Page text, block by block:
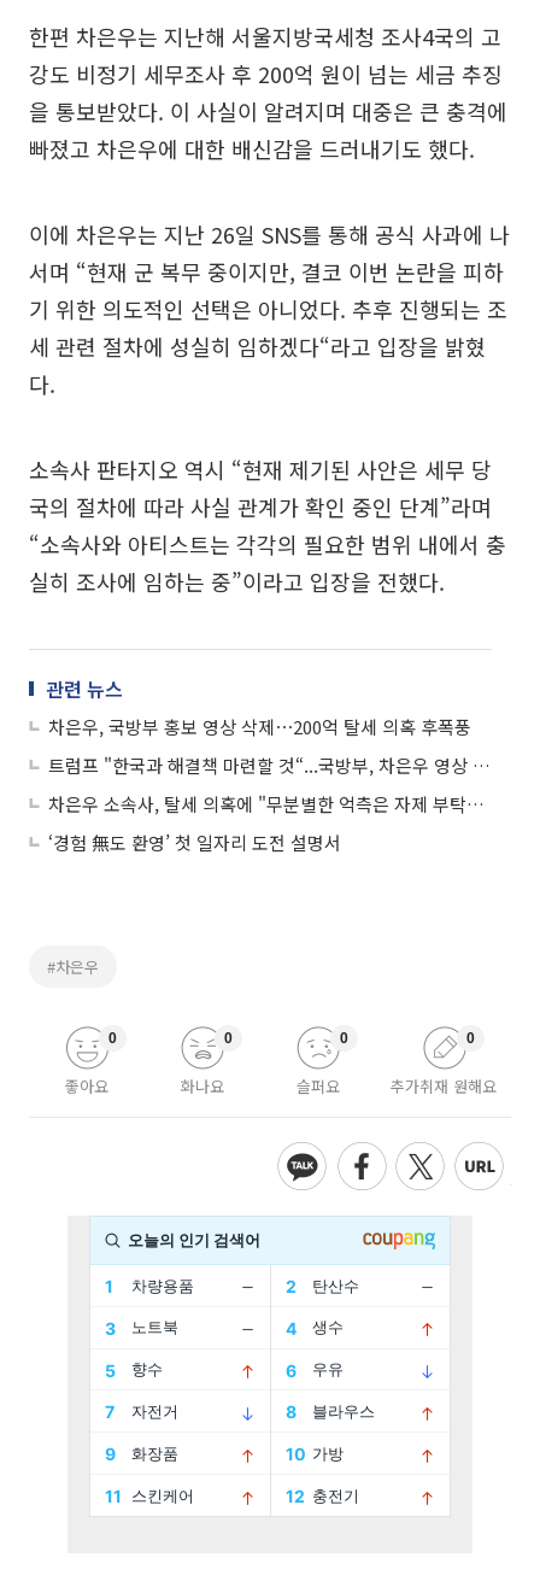
한편 차은우는 지난해 서울지방국세청 조사4국의 고
강도 비정기 세무조사 후 200억 원이 넘는 세금 추징
을 통보받았다. 이 사실이 알려지며 대중은 큰 충격에
빠졌고 차은우에 대한 배신감을 드러내기도 했다.
이에 차은우는 지난 26일 SNS를 통해 공식 사과에 나
서며 “현재 군 복무 중이지만, 결코 이번 논란을 피하
기 위한 의도적인 선택은 아니었다. 추후 진행되는 조
세 관련 절차에 성실히 임하겠다“라고 입장을 밝혔
다.
소속사 판타지오 역시 “현재 제기된 사안은 세무 당
국의 절차에 따라 사실 관계가 확인 중인 단계”라며
“소속사와 아티스트는 각각의 필요한 범위 내에서 충
실히 조사에 임하는 중”이라고 입장을 전했다.
관련 뉴스
차은우, 국방부 홍보 영상 삭제⋯200억 탈세 의혹 후폭풍
트럼프 "한국과 해결책 마련할 것“...국방부, 차은우 영상 삭제 外
차은우 소속사, 탈세 의혹에 "무분별한 억측은 자제 부탁" 호소
‘경험 無도 환영’ 첫 일자리 도전 설명서
#차은우
좋아요
0
화나요
0
슬퍼요
0
추가취재 원해요
0